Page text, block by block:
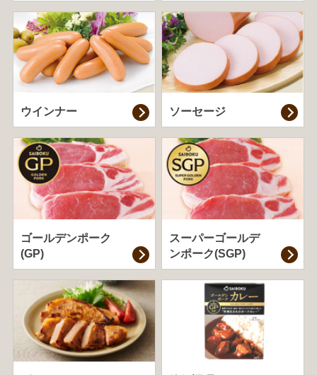
ウインナー ソーセージ
ゴールデンポーク
(GP)
スーパーゴールデ
ンポーク(SGP)